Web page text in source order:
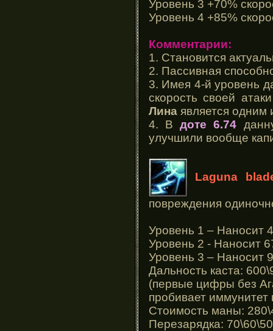
Уровень 3 +70%
Уровень 4 +85%
Комментарии:
1. Становится
2. Пассивная
3. Имея 4-й уровень
скорость своей
Лина является одним
4. Вдоте 6.74
улучшили вообще
Laguna
повреждения
Уровень 1 – Наносит
Уровень 2 - Наносит
Уровень 3 – Наносит
Дальность каста:
(первые цифры без
пробивает иммунитет
Стоимость маны:
Перезарядка: